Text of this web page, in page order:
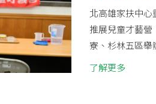
北高雄家扶中
推展兒童才藝
寮、杉林五區舉
了解更多